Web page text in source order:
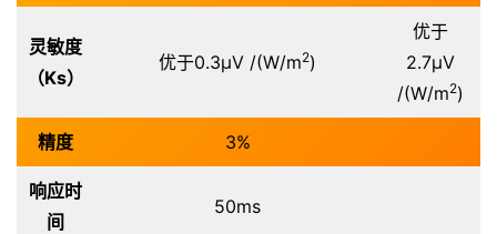
灵敏度
（Ks）
优于0.3μV /(W/m2)
优于
2.7μV
/(W/m2)
精度 3%
响应时
间
50ms